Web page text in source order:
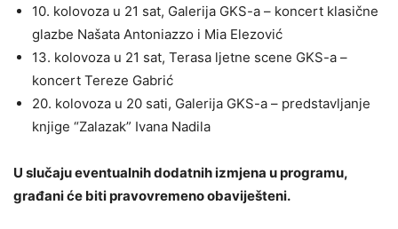
10. kolovoza u 21 sat, Galerija GKS-a – koncert klasične
glazbe Našata Antoniazzo i Mia Elezović
13. kolovoza u 21 sat, Terasa ljetne scene GKS-a –
koncert Tereze Gabrić
20. kolovoza u 20 sati, Galerija GKS-a – predstavljanje
knjige “Zalazak” Ivana Nadila
U slučaju eventualnih dodatnih izmjena u programu,
građani će biti pravovremeno obaviješteni.